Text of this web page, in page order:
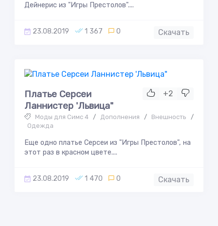
Дейнерис из "Игры Престолов"....
23.08.2019 1 367 0 Скачать
+2
Платье Серсеи
Ланнистер 'Львица"
Моды для Симс 4 / Дополнения / Внешность
/
Одежда
Еще одно платье Серсеи из "Игры Престолов", на
этот раз в красном цвете....
23.08.2019 1 470 0 Скачать